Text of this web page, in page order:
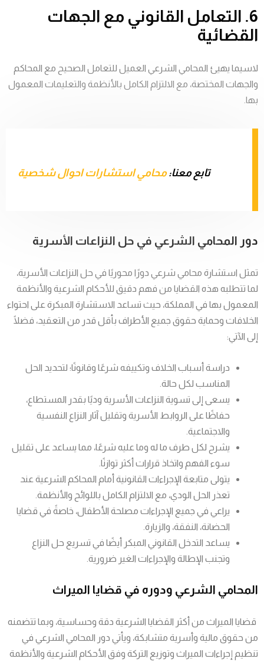
6. التعامل القانوني مع الجهات
القضائية
لاسيما يهيئ المحامي الشرعي العميل للتعامل الصحيح مع المحاكم
والجهات المختصة، مع الالتزام الكامل بالأنظمة والتعليمات المعمول
بها.
تابع معنا:محامي استشارات احوال شخصية
دور المحامي الشرعي في حل النزاعات الأسرية
تمثل استشارة محامي شرعي دورًا محوريًا في حل النزاعات الأسرية،
لما تتطلبه هذه القضايا من فهم دقيق للأحكام الشرعية والأنظمة
المعمول بها في المملكة، حيث تساعد الاستشارة المبكرة على احتواء
الخلافات وحماية حقوق جميع الأطراف بأقل قدر من التعقيد، فضلًا
إلى الآتي:
دراسة أسباب الخلاف وتكييفه شرعًا وقانونًا؛ لتحديد الحل
المناسب لكل حالة.
يسعى إلى تسوية النزاعات الأسرية وديًا بقدر المستطاع،
حفاظًا على الروابط الأسرية وتقليل آثار النزاع النفسية
والاجتماعية.
يشرح لكل طرف ما له وما عليه شرعًا، مما يساعد على تقليل
سوء الفهم واتخاذ قرارات أكثر توازنًا.
يتولى متابعة الإجراءات القانونية أمام المحاكم الشرعية عند
تعذر الحل الودي، مع الالتزام الكامل باللوائح والأنظمة.
يراعي في جميع الإجراءات مصلحة الأطفال، خاصةً في قضايا
الحضانة، النفقة، والزيارة.
يساعد التدخل القانوني المبكر أيضًا في تسريع حل النزاع
وتجنب الإطالة والإجراءات الغير ضرورية.
المحامي الشرعي ودوره في قضايا الميراث
قضايا الميراث من أكثر القضايا الشرعية دقة وحساسية، وبما تتضمنه
من حقوق مالية وأسرية متشابكة، ويأتي دور المحامي الشرعي في
تنظيم إجراءات الميراث وتوزيع التركة وفق الأحكام الشرعية والأنظمة